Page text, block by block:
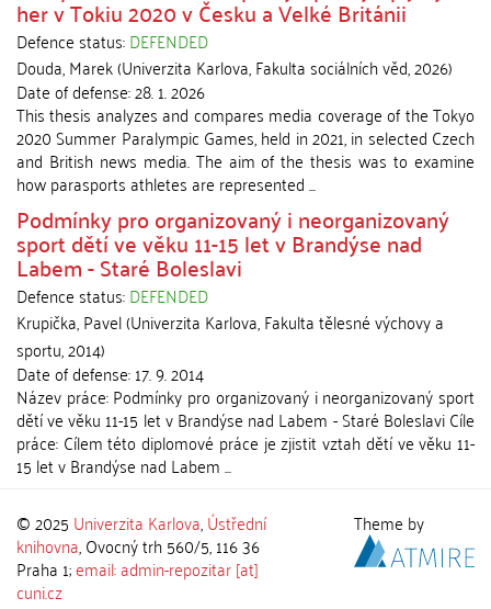
her v Tokiu 2020 v Česku a Velké Británii
Defence status:DEFENDED
Douda, Marek(Univerzita Karlova, Fakulta sociálních věd,2026)
Date of defense:28. 1. 2026
This thesis analyzes and compares media coverage of the Tokyo
2020 Summer Paralympic Games, held in 2021, in selected Czech
and British news media. The aim of the thesis was to examine
how parasports athletes are represented ...
Podmínky pro organizovaný i neorganizovaný
sport dětí ve věku 11-15 let v Brandýse nad
Labem - Staré Boleslavi
Defence status:DEFENDED
Krupička, Pavel(Univerzita Karlova, Fakulta tělesné výchovy a
sportu,2014)
Date of defense:17. 9. 2014
Název práce: Podmínky pro organizovaný i neorganizovaný sport
dětí ve věku 11-15 let v Brandýse nad Labem - Staré Boleslavi Cíle
práce: Cílem této diplomové práce je zjistit vztah dětí ve věku 11-
15 let v Brandýse nad Labem ...
© 2025 Univerzita Karlova,Ústřední
knihovna, Ovocný trh 560/5, 116 36
Praha 1;email: admin-repozitar [at]
cuni.cz
Theme by